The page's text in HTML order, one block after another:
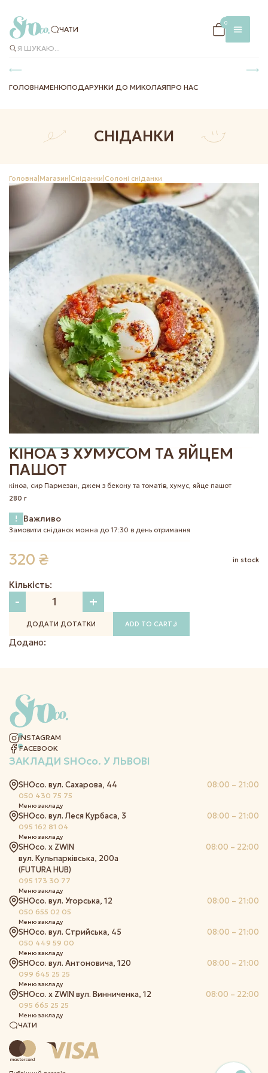
Я ШУКАЮ...
ЧАТИ
0
ГОЛОВНАМЕНЮПОДАРУНКИ ДО МИКОЛАЯПРО НАС
×
ТА ОПЛАТА
EN
СНІДАНКИ
Головна Магазин Сніданки Солоні сніданки
КІНОА З ХУМУСОМ ТА ЯЙЦЕМ
ПАШОТ
кіноа, сир Пармезан, джем з бекону та томатів, хумус, яйце пашот
280 г
! Важливо
Замовити сніданок можна до 17:30 в день отримання
320 ₴ in stock
Кількість:
- +
ДОДАТИ ДОТАТКИ ADD TO CART
Додано:
INSTAGRAM
FACEBOOK
ЗАКЛАДИ SHOco. У ЛЬВОВІ
SHOco. вул. Сахарова, 44
050 430 75 75
Меню закладу
08:00 – 21:00
SHOco. вул. Леся Курбаса, 3
095 162 81 04
Меню закладу
08:00 – 21:00
SHOco. x ZWIN
вул. Кульпарківська, 200а
(FUTURA HUB)
095 173 30 77
Меню закладу
08:00 – 22:00
SHOco. вул. Угорська, 12
050 655 02 05
Меню закладу
08:00 – 21:00
SHOco. вул. Стрийська, 45
050 449 59 00
Меню закладу
08:00 – 21:00
SHOco. вул. Антоновича, 120
099 645 25 25
Меню закладу
08:00 – 21:00
SHOco. x ZWIN вул. Винниченка, 12
095 665 25 25
Меню закладу
08:00 – 22:00
ЧАТИ